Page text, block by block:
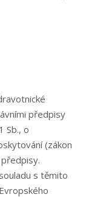
předpisy
Sb., o
(zákon
s těmito